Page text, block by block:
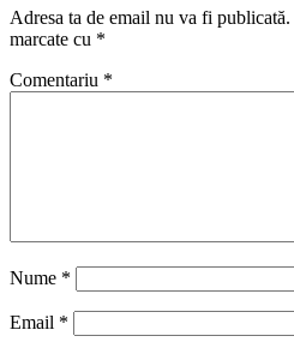
Adresa ta de email nu va fi publicată.
marcate cu *
Comentariu *
Nume *
Email *